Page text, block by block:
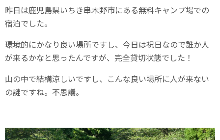
昨日は鹿児島県いちき串木野市にある無料キャンプ場での
宿泊でした。
環境的にかなり良い場所ですし、今日は祝日なので誰か人
が来るかなと思ったんですが、完全貸切状態でした！
山の中で結構涼しいですし、こんな良い場所に人が来ない
の謎ですね。不思議。